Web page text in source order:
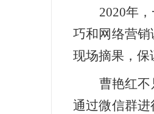
2020年
巧和网络营
现场摘果，保
曹艳红不
通过微信群